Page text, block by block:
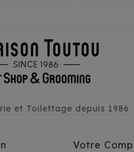
et Toilettage depuis 1986
Votre